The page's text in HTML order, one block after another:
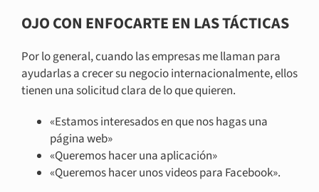
OJO CON ENFOCARTE EN LAS TÁCTICAS
Por lo general, cuando las empresas me llaman para
ayudarlas a crecer su negocio internacionalmente, ellos
tienen una solicitud clara de lo que quieren.
«Estamos interesados en que nos hagas una
página web»
«Queremos hacer una aplicación»
«Queremos hacer unos videos para Facebook».